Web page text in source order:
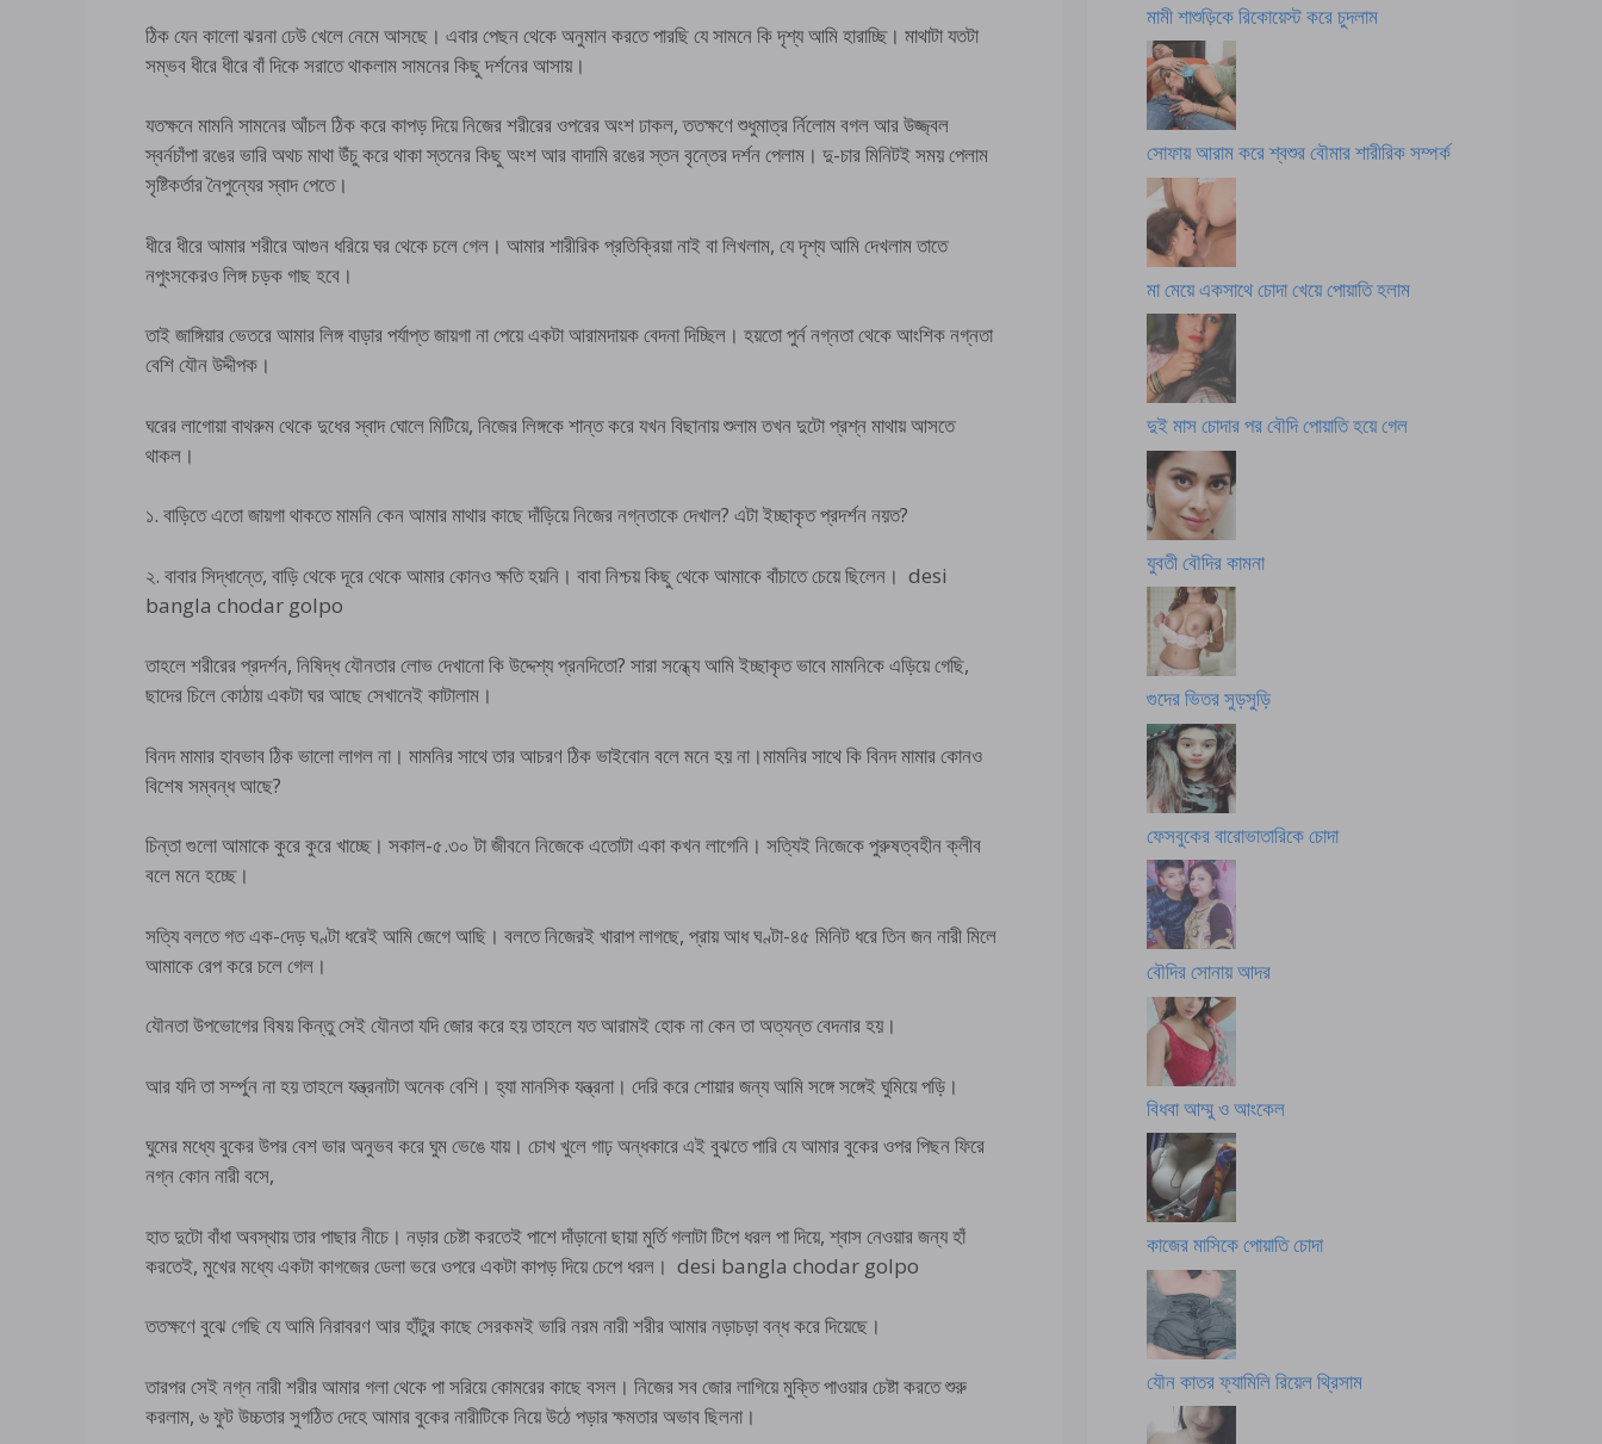
ঠিক যেন কালো ঝরনা ঢেউ খেলে নেমে আসছে। এবার পেছন থেকে অনুমান করতে পারছি যে সামনে কি দৃশ্য আমি হারাচ্ছি। মাথাটা যতটা
সম্ভব ধীরে ধীরে বাঁ দিকে সরাতে থাকলাম সামনের কিছু দর্শনের আসায়।
যতক্ষনে মামনি সামনের আঁচল ঠিক করে কাপড় দিয়ে নিজের শরীরের ওপরের অংশ ঢাকল, ততক্ষণে শুধুমাত্র র্নিলোম বগল আর উজ্জ্বল
স্বর্নচাঁপা রঙের ভারি অথচ মাথা উঁচু করে থাকা স্তনের কিছু অংশ আর বাদামি রঙের স্তন বৃন্তের দর্শন পেলাম। দু-চার মিনিটই সময় পেলাম
সৃষ্টিকর্তার নৈপুন্যের স্বাদ পেতে।
ধীরে ধীরে আমার শরীরে আগুন ধরিয়ে ঘর থেকে চলে গেল। আমার শারীরিক প্রতিক্রিয়া নাই বা লিখলাম, যে দৃশ্য আমি দেখলাম তাতে
নপুংসকেরও লিঙ্গ চড়ক গাছ হবে।
তাই জাঙ্গিয়ার ভেতরে আমার লিঙ্গ বাড়ার পর্যাপ্ত জায়গা না পেয়ে একটা আরামদায়ক বেদনা দিচ্ছিল। হয়তো পুর্ন নগ্নতা থেকে আংশিক নগ্নতা
বেশি যৌন উদ্দীপক।
ঘরের লাগোয়া বাথরুম থেকে দুধের স্বাদ ঘোলে মিটিয়ে, নিজের লিঙ্গকে শান্ত করে যখন বিছানায় শুলাম তখন দুটো প্রশ্ন মাথায় আসতে
থাকল।
১. বাড়িতে এতো জায়গা থাকতে মামনি কেন আমার মাথার কাছে দাঁড়িয়ে নিজের নগ্নতাকে দেখাল? এটা ইচ্ছাকৃত প্রদর্শন নয়ত?
২. বাবার সিদ্ধান্তে, বাড়ি থেকে দূরে থেকে আমার কোনও ক্ষতি হয়নি। বাবা নিশ্চয় কিছু থেকে আমাকে বাঁচাতে চেয়ে ছিলেন। desi
bangla chodar golpo
তাহলে শরীরের প্রদর্শন, নিষিদ্ধ যৌনতার লোভ দেখানো কি উদ্দেশ্য প্রনদিতো? সারা সন্ধ্যে আমি ইচ্ছাকৃত ভাবে মামনিকে এড়িয়ে গেছি,
ছাদের চিলে কোঠায় একটা ঘর আছে সেখানেই কাটালাম।
বিনদ মামার হাবভাব ঠিক ভালো লাগল না। মামনির সাথে তার আচরণ ঠিক ভাইবোন বলে মনে হয় না।মামনির সাথে কি বিনদ মামার কোনও
বিশেষ সম্বন্ধ আছে?
চিন্তা গুলো আমাকে কুরে কুরে খাচ্ছে। সকাল-৫.৩০ টা জীবনে নিজেকে এতোটা একা কখন লাগেনি। সত্যিই নিজেকে পুরুষত্বহীন ক্লীব
বলে মনে হচ্ছে।
সত্যি বলতে গত এক-দেড় ঘণ্টা ধরেই আমি জেগে আছি। বলতে নিজেরই খারাপ লাগছে, প্রায় আধ ঘণ্টা-৪৫ মিনিট ধরে তিন জন নারী মিলে
আমাকে রেপ করে চলে গেল।
যৌনতা উপভোগের বিষয় কিন্তু সেই যৌনতা যদি জোর করে হয় তাহলে যত আরামই হোক না কেন তা অত্যন্ত বেদনার হয়।
আর যদি তা সর্ম্পুন না হয় তাহলে যন্ত্রনাটা অনেক বেশি। হ্যা মানসিক যন্ত্রনা। দেরি করে শোয়ার জন্য আমি সঙ্গে সঙ্গেই ঘুমিয়ে পড়ি।
ঘুমের মধ্যে বুকের উপর বেশ ভার অনুভব করে ঘুম ভেঙে যায়। চোখ খুলে গাঢ় অন্ধকারে এই বুঝতে পারি যে আমার বুকের ওপর পিছন ফিরে
নগ্ন কোন নারী বসে,
হাত দুটো বাঁধা অবস্থায় তার পাছার নীচে। নড়ার চেষ্টা করতেই পাশে দাঁড়ানো ছায়া মুর্তি গলাটা টিপে ধরল পা দিয়ে, শ্বাস নেওয়ার জন্য হাঁ
করতেই, মুখের মধ্যে একটা কাগজের ডেলা ভরে ওপরে একটা কাপড় দিয়ে চেপে ধরল। desi bangla chodar golpo
ততক্ষণে বুঝে গেছি যে আমি নিরাবরণ আর হাঁটুর কাছে সেরকমই ভারি নরম নারী শরীর আমার নড়াচড়া বন্ধ করে দিয়েছে।
তারপর সেই নগ্ন নারী শরীর আমার গলা থেকে পা সরিয়ে কোমরের কাছে বসল। নিজের সব জোর লাগিয়ে মুক্তি পাওয়ার চেষ্টা করতে শুরু
করলাম, ৬ ফুট উচ্চতার সুগঠিত দেহে আমার বুকের নারীটিকে নিয়ে উঠে পড়ার ক্ষমতার অভাব ছিলনা।
মামী শাশুড়িকে রিকোয়েস্ট করে চুদলাম
সোফায় আরাম করে শ্বশুর বৌমার শারীরিক সম্পর্ক
মা মেয়ে একসাথে চোদা খেয়ে পোয়াতি হলাম
দুই মাস চোদার পর বৌদি পোয়াতি হয়ে গেল
যুবতী বৌদির কামনা
গুদের ভিতর সুড়সুড়ি
ফেসবুকের বারোভাতারিকে চোদা
বৌদির সোনায় আদর
বিধবা আম্মু ও আংকেল
কাজের মাসিকে পোয়াতি চোদা
যৌন কাতর ফ্যামিলি রিয়েল থ্রিসাম